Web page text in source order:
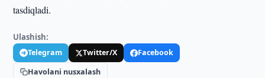
tasdiqladi.
Ulashish:
Telegram Twitter/X
Facebook
Havolani nusxalash